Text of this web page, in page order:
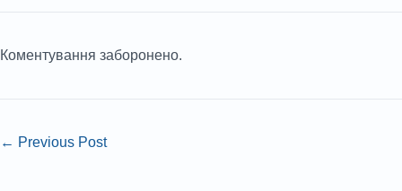
Коментування заборонено.
← Previous Post